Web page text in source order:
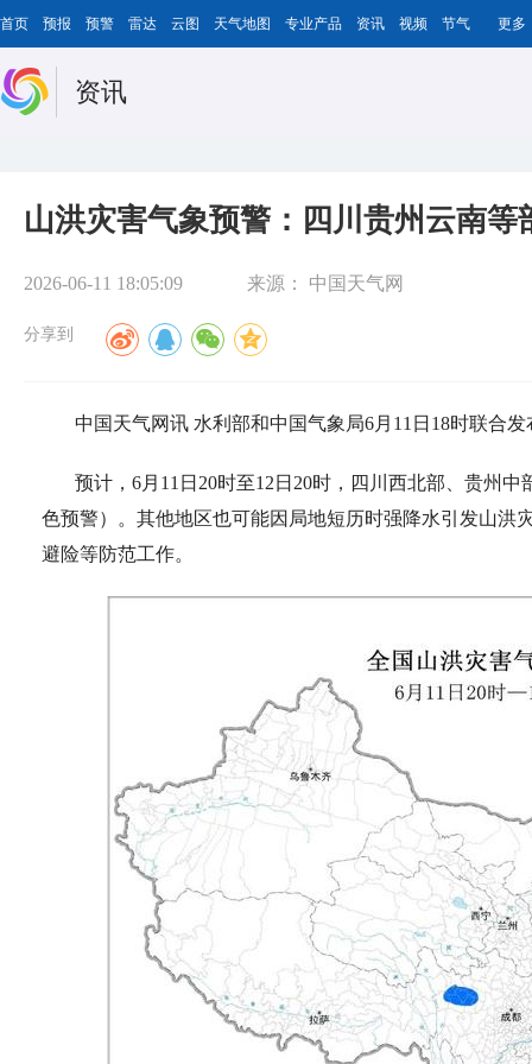
首页 预报 预警 雷达 云图 天气地图 专业产品 资讯 视频 节气 更多
资讯
山洪灾害气象预警：四川贵州云南
2026-06-11 18:05:09 来源： 中国天气网
分享到
中国天气网讯 水利部和中国气象局6月11日18时联合
预计，6月11日20时至12日20时，四川西北部、贵州
色预警）。其他地区也可能因局地短历时强降水引发山洪
避险等防范工作。